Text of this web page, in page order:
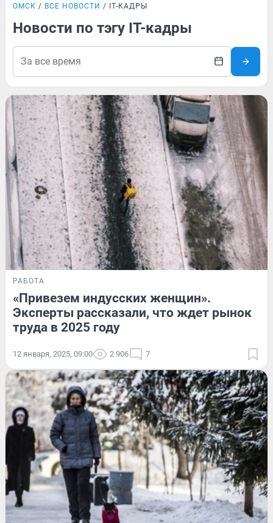
ОМСК ВСЕ НОВОСТИ IT-КАДРЫ
Новости по тэгу IT-кадры
РАБОТА
«Привезем индусских женщин».
Эксперты рассказали, что ждет рынок
труда в 2025 году
12 января, 2025, 09:00 2 906 7